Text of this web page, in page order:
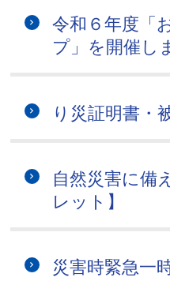
令和６年度「
プ」を開催し
り災証明書・
自然災害に備
レット】
災害時緊急一